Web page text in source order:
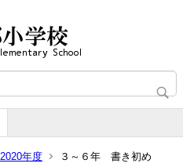
2020年度 ３～６年 書き初め